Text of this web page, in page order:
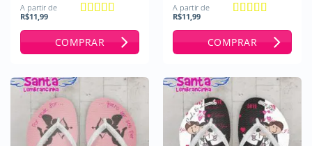
A partir de
R$11,99
COMPRAR
A partir de
R$11,99
COMPRAR